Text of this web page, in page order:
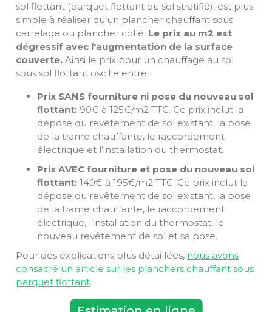
sol flottant (parquet flottant ou sol stratifié), est plus
simple à réaliser qu'un plancher chauffant sous
carrelage ou plancher collé. Le prix au m2 est
dégressif avec l'augmentation de la surface
couverte. Ainsi le prix pour un chauffage au sol
sous sol flottant oscille entre:
Prix SANS fourniture ni pose du nouveau sol
flottant: 90€ à 125€/m2 TTC. Ce prix inclut la
dépose du revêtement de sol existant, la pose
de la trame chauffante, le raccordement
électrique et l’installation du thermostat.
Prix AVEC fourniture et pose du nouveau sol
flottant: 140€ à 195€/m2 TTC. Ce prix inclut la
dépose du revêtement de sol existant, la pose
de la trame chauffante, le raccordement
électrique, l’installation du thermostat, le
nouveau revêtement de sol et sa pose.
Pour des explications plus détaillées, nous avons
consacré un article sur les planchers chauffant sous
parquet flottant.